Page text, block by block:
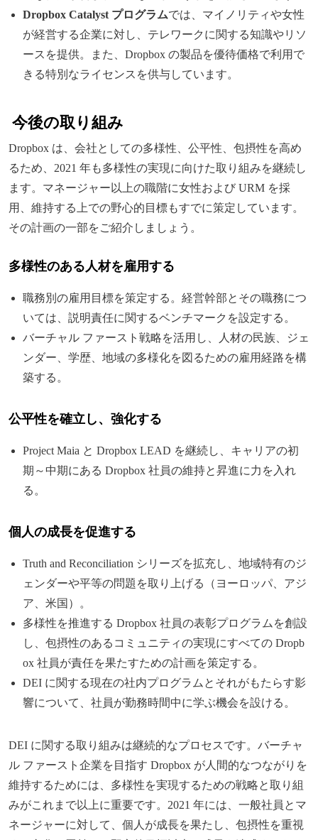
Dropbox Catalyst プログラムでは、マイノリティや女性
が経営する企業に対し、テレワークに関する知識やリソ
ースを提供。また、Dropbox の製品を優待価格で利用で
きる特別なライセンスを供与しています。
今後の取り組み
Dropbox は、会社としての多様性、公平性、包摂性を高め
るため、2021 年も多様性の実現に向けた取り組みを継続し
ます。マネージャー以上の職階に女性および URM を採
用、維持する上での野心的目標もすでに策定しています。
その計画の一部をご紹介しましょう。
多様性のある人材を雇用する
職務別の雇用目標を策定する。経営幹部とその職務につ
いては、説明責任に関するベンチマークを設定する。
バーチャル ファースト戦略を活用し、人材の民族、ジェ
ンダー、学歴、地域の多様化を図るための雇用経路を構
築する。
公平性を確立し、強化する
Project Maia と Dropbox LEAD を継続し、キャリアの初
期～中期にある Dropbox 社員の維持と昇進に力を入れ
る。
個人の成長を促進する
Truth and Reconciliation シリーズを拡充し、地域特有のジ
ェンダーや平等の問題を取り上げる（ヨーロッパ、アジ
ア、米国）。
多様性を推進する Dropbox 社員の表彰プログラムを創設
し、包摂性のあるコミュニティの実現にすべての Dropb
ox 社員が責任を果たすための計画を策定する。
DEI に関する現在の社内プログラムとそれがもたらす影
響について、社員が勤務時間中に学ぶ機会を設ける。
DEI に関する取り組みは継続的なプロセスです。バーチャ
ル ファースト企業を目指す Dropbox が人間的なつながりを
維持するためには、多様性を実現するための戦略と取り組
みがこれまで以上に重要です。2021 年には、一般社員とマ
ネージャーに対して、個人が成長を果たし、包摂性を重視